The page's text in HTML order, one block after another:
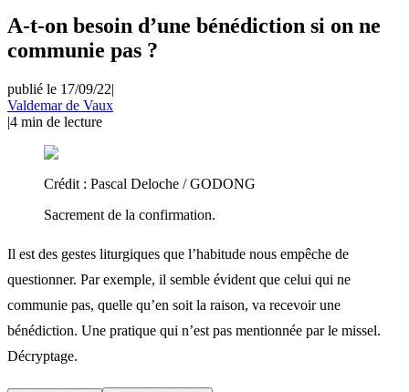
A-t-on besoin d’une bénédiction si on ne
communie pas ?
publié le 17/09/22|
Valdemar de Vaux
|4 min de lecture
Crédit : Pascal Deloche / GODONG
Sacrement de la confirmation.
Il est des gestes liturgiques que l’habitude nous empêche de
questionner. Par exemple, il semble évident que celui qui ne
communie pas, quelle qu’en soit la raison, va recevoir une
bénédiction. Une pratique qui n’est pas mentionnée par le missel.
Décryptage.